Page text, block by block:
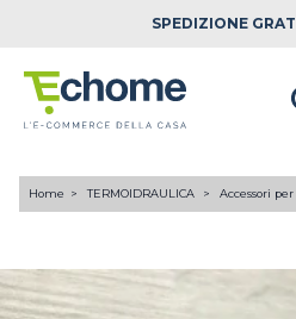
SPEDIZIONE
Home TERMOIDRAULICA Accessori